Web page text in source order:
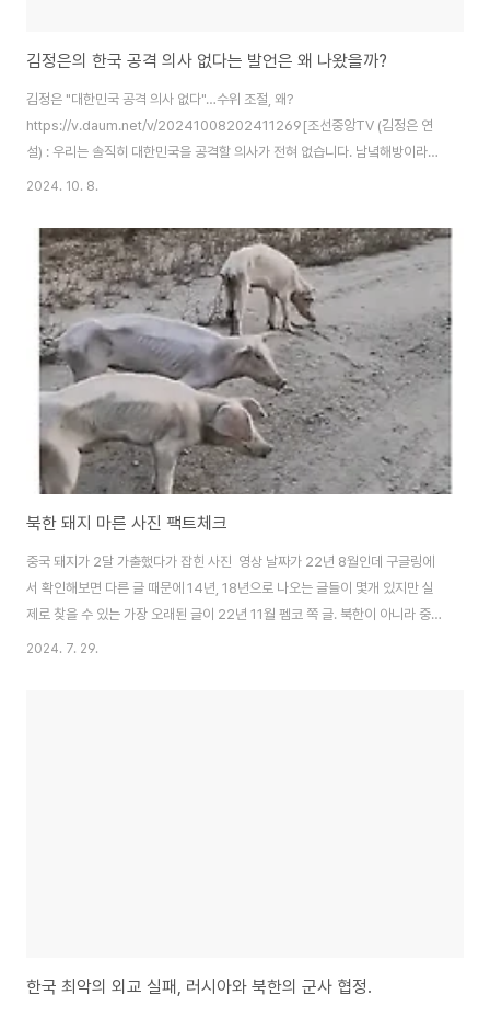
김정은의 한국 공격 의사 없다는 발언은 왜 나왔을까?
김정은 "대한민국 공격 의사 없다"…수위 조절, 왜?
https://v.daum.net/v/20241008202411269[조선중앙TV (김정은 연
설) : 우리는 솔직히 대한민국을 공격할 의사가 전혀 없습니다. 남녘해방이라는
소리도 많이 했고 무력 통일이라는 말도 했지만 지금은 전혀 이에 관심이 없으
안해"https://v.daum.net/v/20241008064200710김정은은 군사력 사
용에 관한 북한 입장을 천명할 때마다 '만약'이라는 전제를 달아왔다며, 자신은
'만약'이라는 가정 하에서 군에 엄격한 명령을 내릴 것이라고 밝혔습니다.김정
은은 이어, 적들이 북한을 반대하는 무력사용을 기도한다면 모든 공격력을 주
저없이 사용할 것이..
2024. 10. 8.
북한 돼지 마른 사진 팩트체크
중국 돼지가 2달 가출했다가 잡힌 사진 영상 날짜가 22년 8월인데 구글링에
서 확인해보면 다른 글 때문에 14년, 18년으로 나오는 글들이 몇개 있지만 실
제로 찾을 수 있는 가장 오래된 글이 22년 11월 펨코 쪽 글. 북한이 아니라 중
국 쪽 영상이 맞을 것으로 보임.
2024. 7. 29.
한국 최악의 외교 실패, 러시아와 북한의 군사 협정.